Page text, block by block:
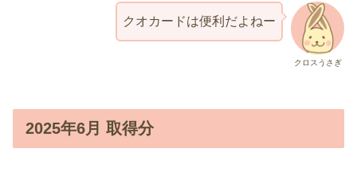
クロスうさぎ
クオカードは便利だよねー
2025年6月 取得分